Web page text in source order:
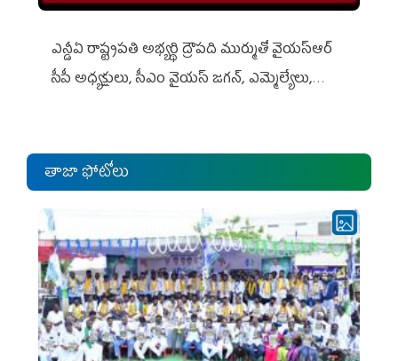
ఎన్డీఏ రాష్ట్ర‌ప‌తి అభ్య‌ర్థి ద్రౌప‌ది ముర్ముతో వైయ‌స్ఆర్
సీపీ అధ్య‌క్షులు, సీఎం వైయ‌స్ జ‌గ‌న్, ఎమ్మెల్యేలు,
తాజా ఫోటోలు